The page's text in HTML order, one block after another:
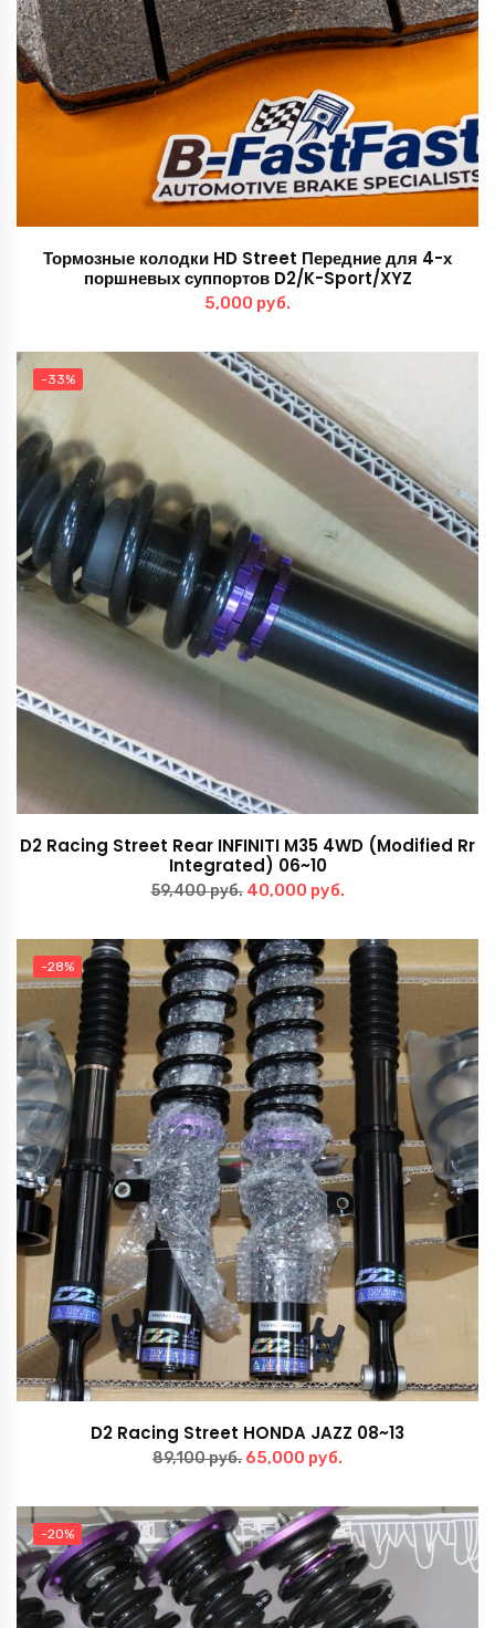
Тормозные колодки HD Street Передние для 4-х
поршневых суппортов D2/K-Sport/XYZ
5,000 руб.
-33%
D2 Racing Street Rear INFINITI M35 4WD (Modified Rr
Integrated) 06~10
59,400руб. Первоначальная
составляла
59,400 руб..
40,000 руб.Текущая
40,000 руб..
-28%
D2 Racing Street HONDA JAZZ 08~13
89,100руб. Первоначальная
составляла
89,100 руб..
65,000 руб.
65,000 руб..
-20%